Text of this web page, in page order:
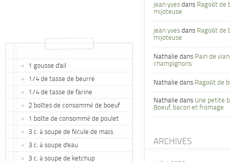
1 gousse d'ail
1/4 de tasse de beurre
1/4 de tasse de farine
2 boîtes de consommé de boeuf
1 boîte de consommé de poulet
3 c. à soupe de fécule de maïs
3 c. à soupe d'eau
3 c. à soupe de ketchup
jean yves dans Ragoût de
mijoteuse
jean yves dans Ragoût de
mijoteuse
Nathalie dans Pain de
champignons
Nathalie dans Ragoût de
Nathalie dans Une petite
Boeuf, bacon et fromage
ARCHIVES